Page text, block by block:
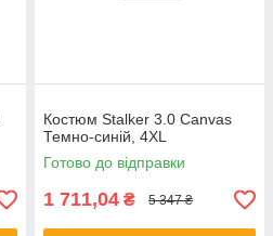
Костюм Stalker 3.0 Canvas
Темно-синій, 4XL
Готово до відправки
1 711,04 ₴ 5 347 ₴